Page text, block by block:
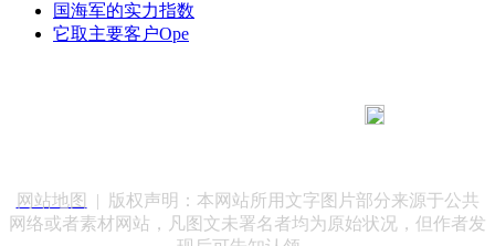
国海军的实力指数
它取主要客户Ope
网站地图
| 版权声明：本网站所用文字图片部分来源于公共
网络或者素材网站，凡图文未署名者均为原始状况，但作者发